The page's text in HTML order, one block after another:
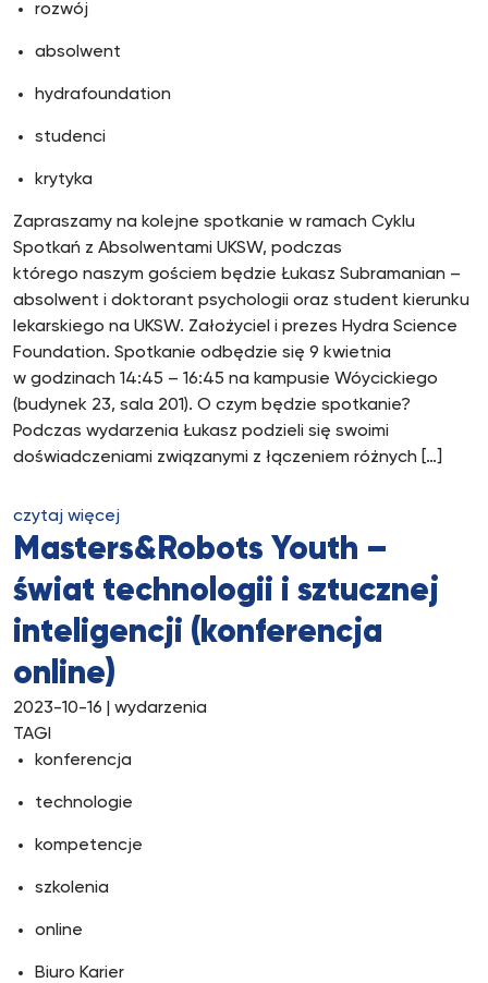
rozwój
absolwent
hydrafoundation
studenci
krytyka
Zapraszamy na kolejne spotkanie w ramach Cyklu
Spotkań z Absolwentami UKSW, podczas
którego naszym gościem będzie Łukasz Subramanian –
absolwent i doktorant psychologii oraz student kierunku
lekarskiego na UKSW. Założyciel i prezes Hydra Science
Foundation. Spotkanie odbędzie się 9 kwietnia
w godzinach 14:45 – 16:45 na kampusie Wóycickiego
(budynek 23, sala 201). O czym będzie spotkanie?
Podczas wydarzenia Łukasz podzieli się swoimi
doświadczeniami związanymi z łączeniem różnych […]
czytaj więcej
Masters&Robots Youth –
świat technologii i sztucznej
inteligencji (konferencja
online)
2023-10-16 | wydarzenia
TAGI
konferencja
technologie
kompetencje
szkolenia
online
Biuro Karier